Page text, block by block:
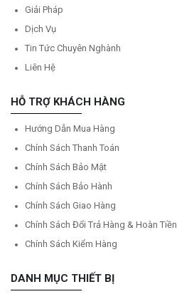
Giải Pháp
Dịch Vụ
Tin Tức Chuyên Nghành
Liên Hệ
HỖ TRỢ KHÁCH HÀNG
Hướng Dẫn Mua Hàng
Chính Sách Thanh Toán
Chính Sách Bảo Mật
Chính Sách Bảo Hành
Chính Sách Giao Hàng
Chính Sách Đổi Trả Hàng & Hoàn Tiền
Chính Sách Kiểm Hàng
DANH MỤC THIẾT BỊ